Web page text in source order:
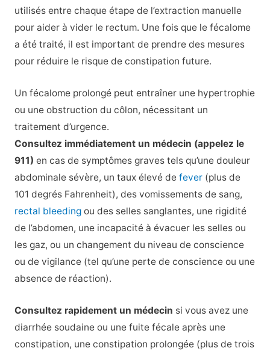
utilisés entre chaque étape de l’extraction manuelle
pour aider à vider le rectum. Une fois que le fécalome
a été traité, il est important de prendre des mesures
pour réduire le risque de constipation future.
Un fécalome prolongé peut entraîner une hypertrophie
ou une obstruction du côlon, nécessitant un
traitement d’urgence.
Consultez immédiatement un médecin (appelez le
911) en cas de symptômes graves tels qu’une douleur
abdominale sévère, un taux élevé de fever(plus de
101 degrés Fahrenheit), des vomissements de sang,
rectal bleedingou des selles sanglantes, une rigidité
de l’abdomen, une incapacité à évacuer les selles ou
les gaz, ou un changement du niveau de conscience
ou de vigilance (tel qu’une perte de conscience ou une
absence de réaction).
Consultez rapidement un médecin si vous avez une
diarrhée soudaine ou une fuite fécale après une
constipation, une constipation prolongée (plus de trois